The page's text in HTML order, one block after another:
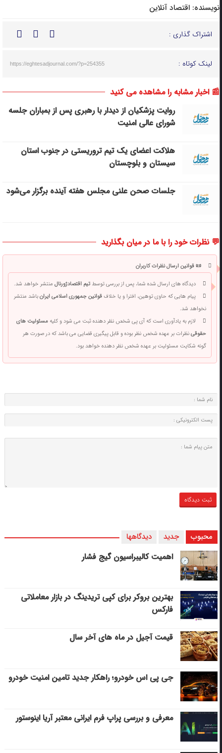
نویسنده: اقتصاد آنلاین
اشتراک گذاری :
لینک کوتاه : https://eghtesadjournal.com/?p=254355
📰 اخبار مشابه را مشاهده می کنید
روایت پزشکیان از دیدار با رهبری پس از بمباران جلسه
شورای عالی امنیت
هلاکت اعضای یک تیم تروریستی در جنوب استان
سیستان و بلوچستان
جلسات صحن علنی مجلس هفته آینده برگزار می‌شود
💬 نظرات خود را با ما در میان بگذارید
📜 قوانین ارسال نظرات کاربران
دیدگاه های ارسال شده شما، پس از بررسی توسطتیم اقتصادژورنالمنتشر خواهد شد.
پیام هایی که حاوی توهین، افترا و یا خلافقوانین جمهوری اسلامی ایرانباشد منتشر
نخواهد شد.
لازم به یادآوری است که آی پی شخص نظر دهنده ثبت می شود و کلیهمسئولیت های
حقوقینظرات بر عهده شخص نظر بوده و قابل پیگیری قضایی می باشد که در صورت هر
گونه شکایت مسئولیت بر عهده شخص نظر دهنده خواهد بود.
محبوب جدید دیدگاهها
اهمیت کالیبراسیون گیج فشار
بهترین بروکر برای کپی‌ تریدینگ در بازار معاملاتی
فارکس
قیمت آجیل در ماه های آخر سال
جی پی اس خودرو؛ راهکار جدید تامین امنیت خودرو
معرفی و بررسی پراپ فرم ایرانی معتبر آریا اینوستور